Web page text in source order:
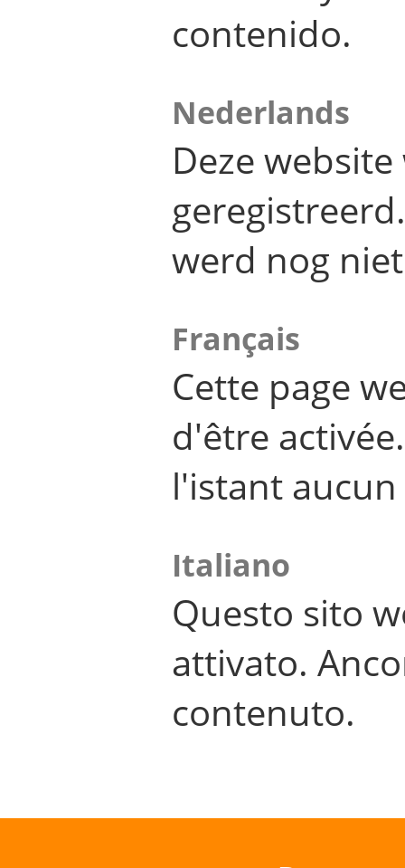
contenido.
Nederlands
Deze
werd nog
Français
Cette page
d'être
l'istant
Italiano
Questo sito
attivato.
contenuto.